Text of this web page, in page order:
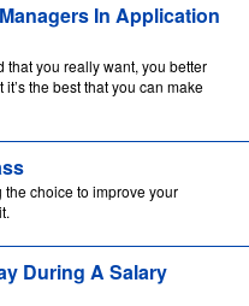
In Application
that you really want, you better
the best that you can make
choice to improve your
During A Salary